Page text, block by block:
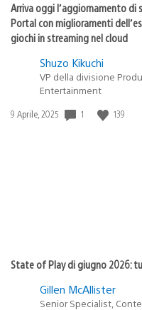
Arriva oggi l’aggiornamento
Portal con miglioramenti
giochi in streaming nel cloud
Shuzo Kikuchi
VP della divisione
Entertainment
Data
9 Aprile, 2025 1 139
State of Play di giugno 2026:
Gillen McAllister
Senior Specialist,